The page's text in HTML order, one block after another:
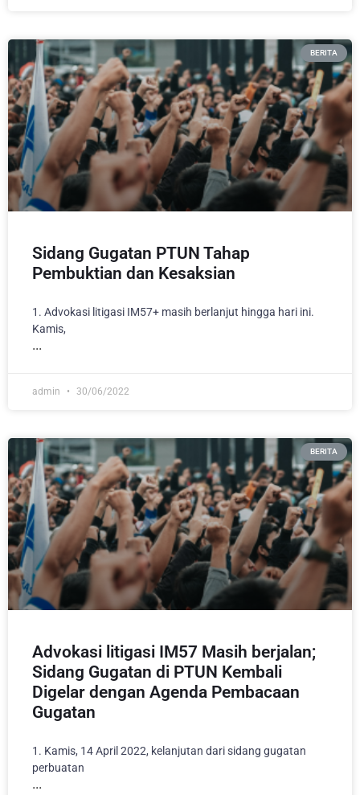
BERITA
Sidang Gugatan PTUN Tahap
Pembuktian dan Kesaksian
1. Advokasi litigasi IM57+ masih berlanjut hingga hari ini.
Kamis,
admin 30/06/2022
BERITA
Advokasi litigasi IM57 Masih berjalan;
Sidang Gugatan di PTUN Kembali
Digelar dengan Agenda Pembacaan
Gugatan
1. Kamis, 14 April 2022, kelanjutan dari sidang gugatan
perbuatan